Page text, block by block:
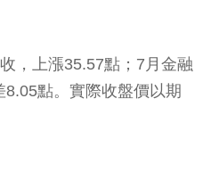
，上漲35.57點；7月金融
點。實際收盤價以期